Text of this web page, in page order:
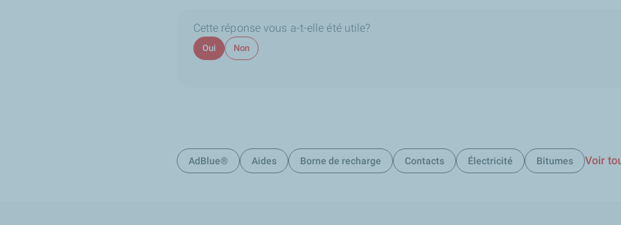
Cette réponse vous a-t-elle été utile?
Oui Non
AdBlue® Aides Borne de recharge Contacts Électricité Bitumes Voir